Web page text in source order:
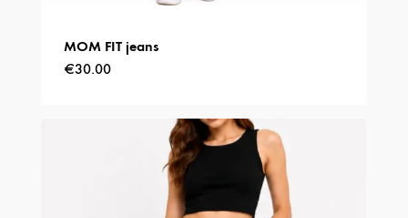
MOM FIT jeans
€30.00
heeft
meerdere
variaties.
Deze